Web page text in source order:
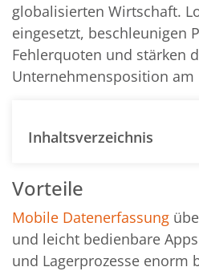
globalisierten Wirtschaft.
eingesetzt, beschleunigen
Fehlerquoten und stärken
Unternehmensposition am
Inhaltsverzeichnis
Vorteile
Mobile Datenerfassung
und leicht bedienbare
und Lagerprozesse enorm